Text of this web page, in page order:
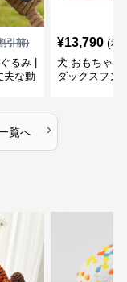
引前)
るみ |
夫な動
¥13,790 (税
犬 おもちゃ
ダックスフン
覧へ ›